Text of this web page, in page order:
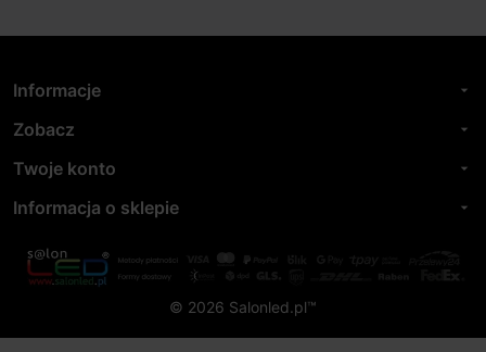
Informacje arrow_drop_down
Zobacz arrow_drop_down
Twoje konto arrow_drop_down
Informacja o sklepie arrow_drop_down
© 2026 Salonled.pl™